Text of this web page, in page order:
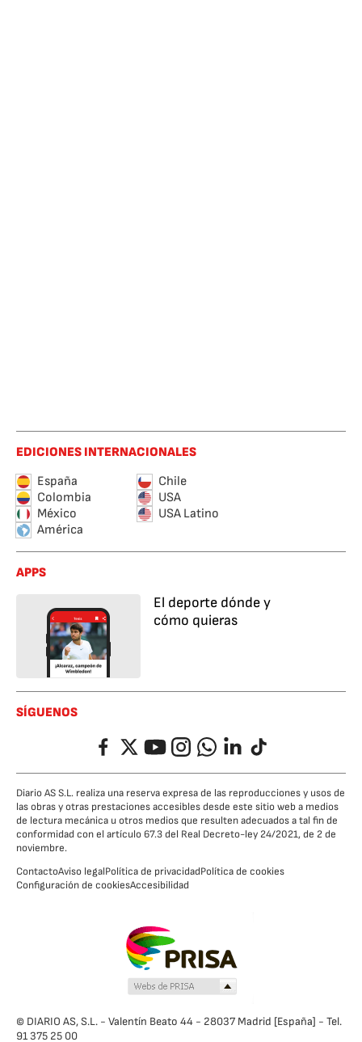
EDICIONES INTERNACIONALES
España
Chile
Colombia
USA
México
USA Latino
América
APPS
El deporte dónde y
cómo quieras
SÍGUENOS
FacebookTwitterYouTubeInstagramWhatsappLinkedIn
TikTok
Diario AS S.L. realiza una reserva expresa de las reproducciones y usos de
las obras y otras prestaciones accesibles desde este sitio web a medios
de lectura mecánica u otros medios que resulten adecuados a tal fin de
conformidad con el artículo 67.3 del Real Decreto-ley 24/2021, de 2 de
noviembre.
ContactoAviso legalPolítica de privacidadPolítica de cookies
Configuración de cookiesAccesibilidad
© DIARIO AS, S.L. - Valentín Beato 44 - 28037 Madrid [España] - Tel.
91 375 25 00